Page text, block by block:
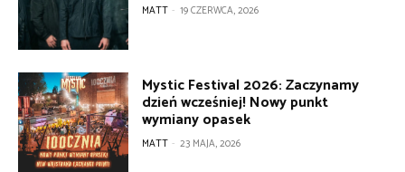
MATT - 19 CZERWCA, 2026
Mystic Festival 2026: Zaczynamy
dzień wcześniej! Nowy punkt
wymiany opasek
MATT - 23 MAJA, 2026